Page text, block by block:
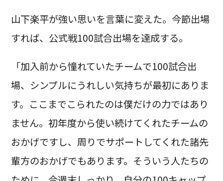
山下楽平が強い思いを言葉に変えた。今節出場
すれば、公式戦100試合出場を達成する。
「加入前から憧れていたチームで100試合出
場、シンプルにうれしい気持ちが最初にありま
す。ここまでこられたのは僕だけの力ではあり
ません。初年度から使い続けてくれたチームの
おかげですし、周りでサポートしてくれた諸先
輩方のおかげでもあります。そういう人たちの